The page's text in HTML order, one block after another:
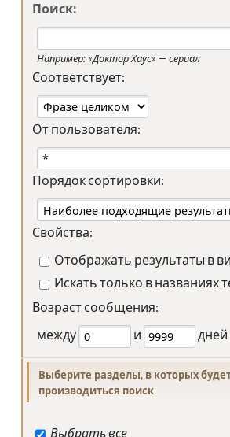
Поиск:
Например: «Доктор Хаус» — сериал
Соответствует:
От пользователя:
Порядок сортировки:
Свойства:
Отображать результаты в
Искать только в названиях
Возраст сообщения:
между
и дней
Выберите разделы, в которых
производиться поиск
Выбрать все